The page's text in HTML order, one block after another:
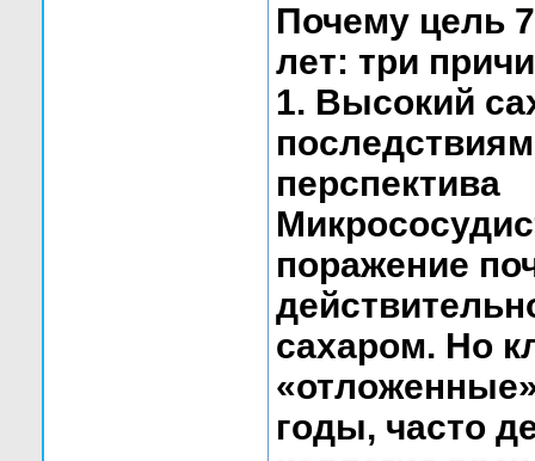
Почему цель
лет: три
1. Высокий
перспектива
поражение
сахаром. Но
годы, часто